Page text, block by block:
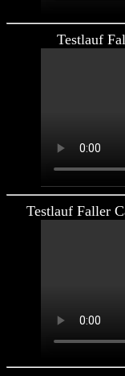
Testlauf
Testlauf Faller